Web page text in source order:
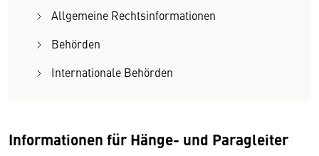
Allgemeine Rechtsinformationen
Behörden
Internationale Behörden
Informationen für Hänge- und Paragleiter